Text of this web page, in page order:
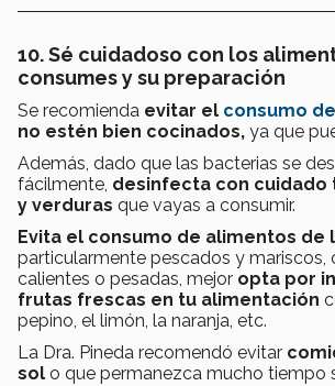
10. Sé cuidadoso con los
consumes y su preparación
Se recomienda evitar el consumo
no estén bien cocinados, ya que
Además, dado que las bacterias se
fácilmente, desinfecta con cuidado
y verduras que vayas a consumir.
Evita el consumo de alimentos de
particularmente pescados y mariscos,
calientes o pesadas, mejor opta por
frutas frescas en tu alimentación
pepino, el limón, la naranja, etc.
La Dra. Pineda recomendó evitar
sol o que permanezca mucho tiempo